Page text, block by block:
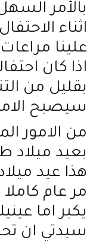
بالأمر
اثناء
علينا
اذا كان
بقليل من
سيصبح
من الامور
بعيد ميلاد
هذا عيد
مر عام
يكبر اما
سيدتي ان